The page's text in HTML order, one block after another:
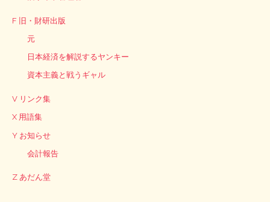
F 旧・財研出版
元
日本経済を解説するヤンキー
資本主義と戦うギャル
V リンク集
X 用語集
Y お知らせ
会計報告
Z あだん堂